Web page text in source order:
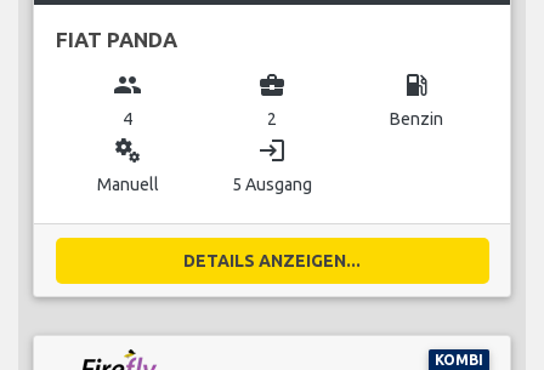
FIAT PANDA
group
4
business_center
2
local_gas_station
Benzin
miscellaneous_services
Manuell
login
5 Ausgang
DETAILS ANZEIGEN...
KOMBI